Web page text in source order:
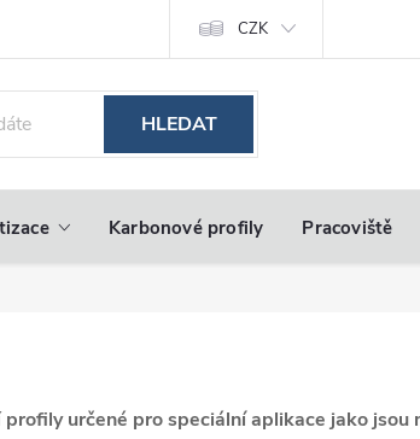
CZK
HLEDAT
Karbonové profily Pracoviště
profily určené pro speciální aplikace jako